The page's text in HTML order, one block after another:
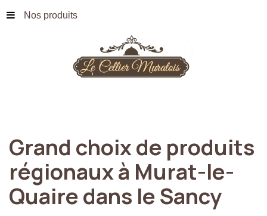
Nos produits
Grand choixde produits
régionauxà Murat-le-
Quairedans leSancy